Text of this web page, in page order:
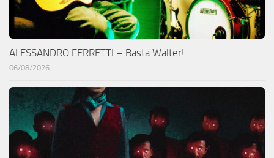
ALESSANDRO FERRETTI – Basta Walter!
06/08/2026